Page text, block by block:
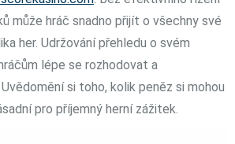
může hráč snadno přijít o všechny své
her. Udržování přehledu o svém
lépe se rozhodovat a
si toho, kolik peněz si mohou
pro příjemný herní zážitek.